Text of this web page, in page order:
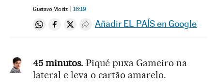
Gustavo Moniz 16:19
Compartir en Whatsapp
Compartir en Facebook
Compartir en Twitter
Desplegar Redes Sociales
Añadir EL PAÍS en Google
45 minutos. Piqué puxa Gameiro na
lateral e leva o cartão amarelo.